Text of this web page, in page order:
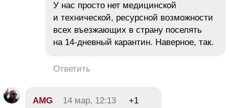
У нас просто нет медицинской
и технической, ресурсной возможности
всех въезжающих в страну поселять
на 14-дневный карантин. Наверное, так.
Ответить
AMG 14 мар, 12:13
+1